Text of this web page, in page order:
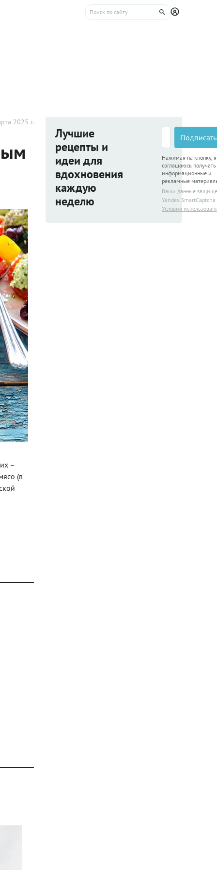
2025 г.
–
(в
Лучшие
рецепты и
идеи для
вдохновения
каждую
неделю
Нажимая на кнопку, я
соглашаюсь получать
информационные и
рекламные
Ваши данные
Yandex SmartCaptcha
Условия